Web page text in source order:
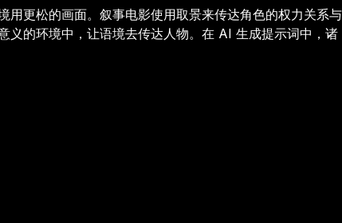
用更松的画面。叙事电影使用取景来传达角色的权力关系与
义的环境中，让语境去传达人物。在 AI 生成提示词中，诸